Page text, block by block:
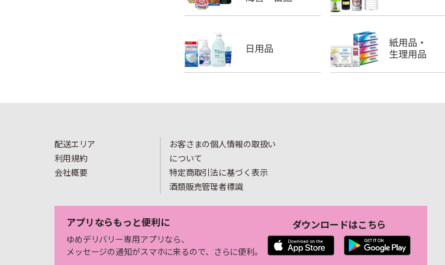
配送エリア
利用規約
会社概要
お客さまの個人情報の取扱い
について
特定商取引法に基づく表示
酒類販売管理者標識
アプリならもっと便利に
ゆめデリバリー専用アプリなら、
メッセージの通知がスマホに来るので、さらに便利。
ダウンロードはこちら